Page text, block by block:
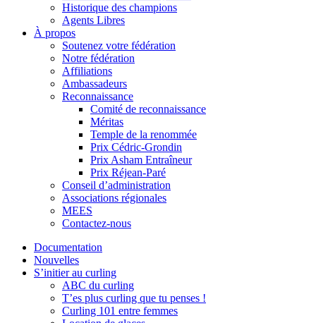
Historique des champions
Agents Libres
À propos
Soutenez votre fédération
Notre fédération
Affiliations
Ambassadeurs
Reconnaissance
Comité de reconnaissance
Méritas
Temple de la renommée
Prix Cédric-Grondin
Prix Asham Entraîneur
Prix Réjean-Paré
Conseil d’administration
Associations régionales
MEES
Contactez-nous
Documentation
Nouvelles
S’initier au curling
ABC du curling
T’es plus curling que tu penses !
Curling 101 entre femmes